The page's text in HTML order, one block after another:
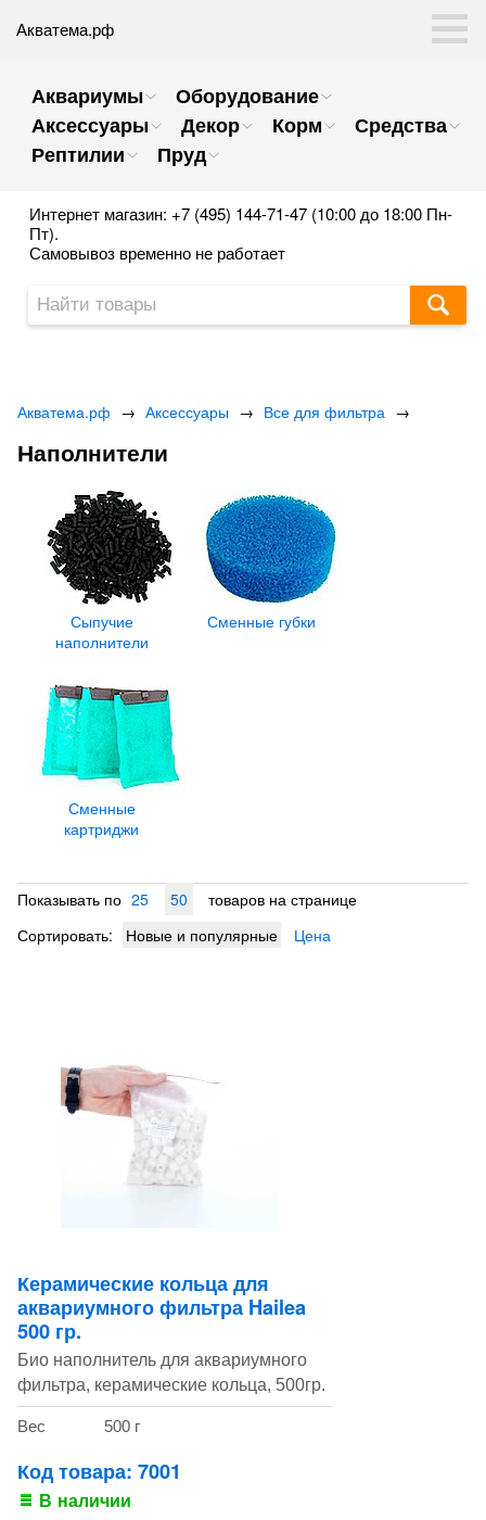
Акватема.рф
Аквариумы
Оборудование
Аксессуары
Декор Корм
Средства
Рептилии
Пруд
Интернет магазин: +7 (495) 144-71-47 (10:00 до 18:00 Пн-
Пт).
Самовывоз временно не работает
Акватема.рф → Аксессуары → Все для фильтра →
Наполнители
Сыпучие
наполнители
Сменные губки
Сменные
картриджи
Показывать по 25 50
товаров на странице
Сортировать:
Новые и популярные Цена
Керамические кольца для
аквариумного фильтра Hailea
500 гр.
Био наполнитель для аквариумного
фильтра, керамические кольца, 500гр.
Вес 500 г
Код товара: 7001
В наличии